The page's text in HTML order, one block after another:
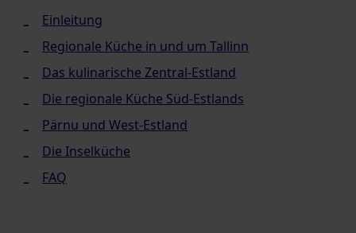
Einleitung
Regionale Küche in und um Tallinn
Das kulinarische Zentral-Estland
Die regionale Küche Süd-Estlands
Pärnu und West-Estland
Die Inselküche
FAQ